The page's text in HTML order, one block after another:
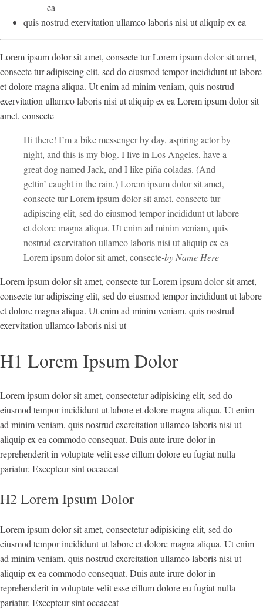
ea
quis nostrud exervitation ullamco laboris nisi ut aliquip ex ea
Lorem ipsum dolor sit amet, consecte tur Lorem ipsum dolor sit amet,
consecte tur adipiscing elit, sed do eiusmod tempor incididunt ut labore
et dolore magna aliqua. Ut enim ad minim veniam, quis nostrud
exervitation ullamco laboris nisi ut aliquip ex ea Lorem ipsum dolor sit
amet, consecte
Hi there! I’m a bike messenger by day, aspiring actor by
night, and this is my blog. I live in Los Angeles, have a
great dog named Jack, and I like piña coladas. (And
gettin’ caught in the rain.) Lorem ipsum dolor sit amet,
consecte tur Lorem ipsum dolor sit amet, consecte tur
adipiscing elit, sed do eiusmod tempor incididunt ut labore
et dolore magna aliqua. Ut enim ad minim veniam, quis
nostrud exervitation ullamco laboris nisi ut aliquip ex ea
Lorem ipsum dolor sit amet, consecte-by Name Here
Lorem ipsum dolor sit amet, consecte tur Lorem ipsum dolor sit amet,
consecte tur adipiscing elit, sed do eiusmod tempor incididunt ut labore
et dolore magna aliqua. Ut enim ad minim veniam, quis nostrud
exervitation ullamco laboris nisi ut
H1 Lorem Ipsum Dolor
Lorem ipsum dolor sit amet, consectetur adipisicing elit, sed do
eiusmod tempor incididunt ut labore et dolore magna aliqua. Ut enim
ad minim veniam, quis nostrud exercitation ullamco laboris nisi ut
aliquip ex ea commodo consequat. Duis aute irure dolor in
reprehenderit in voluptate velit esse cillum dolore eu fugiat nulla
pariatur. Excepteur sint occaecat
H2 Lorem Ipsum Dolor
Lorem ipsum dolor sit amet, consectetur adipisicing elit, sed do
eiusmod tempor incididunt ut labore et dolore magna aliqua. Ut enim
ad minim veniam, quis nostrud exercitation ullamco laboris nisi ut
aliquip ex ea commodo consequat. Duis aute irure dolor in
reprehenderit in voluptate velit esse cillum dolore eu fugiat nulla
pariatur. Excepteur sint occaecat